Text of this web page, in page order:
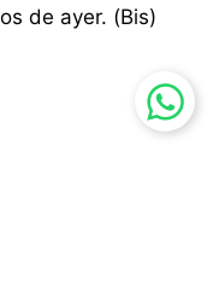
de ayer. (Bis)